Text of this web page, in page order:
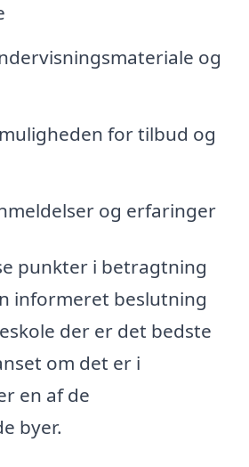
og
for tilbud og
og erfaringer
punkter i betragtning
informeret beslutning
der er det bedste
om det er i
en af de
byer.